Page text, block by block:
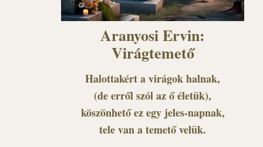
Aranyosi Ervin:
Virágtemető
Halottakért a virágok halnak,
(de erről szól az ő életük),
köszönhető ez egy jeles-napnak,
tele van a temető velük.